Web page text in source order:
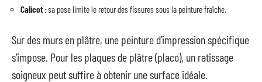
Calicot : sa pose limite le retour des fissures sous la peinture fraîche.
Sur des murs en plâtre, une peinture d’impression spécifique
s’impose. Pour les plaques de plâtre (placo), un ratissage
soigneux peut suffire à obtenir une surface idéale.